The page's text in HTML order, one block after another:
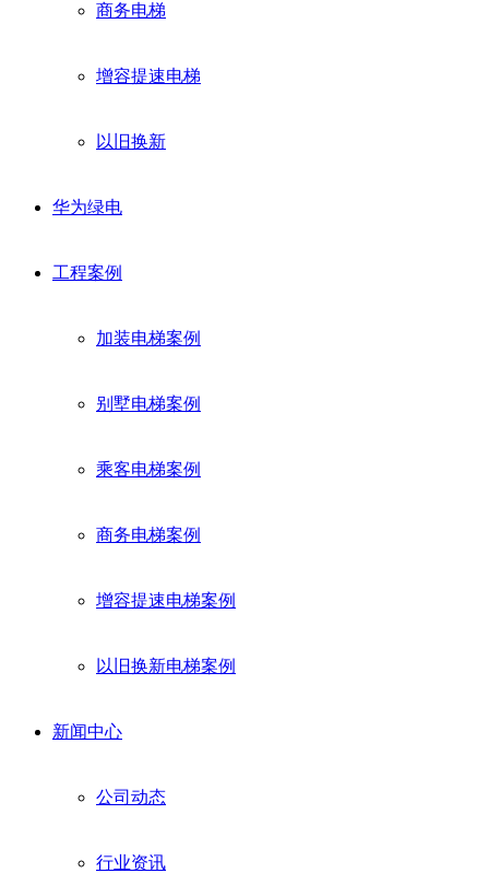
商务电梯
增容提速电梯
以旧换新
华为绿电
工程案例
加装电梯案例
别墅电梯案例
乘客电梯案例
商务电梯案例
增容提速电梯案例
以旧换新电梯案例
新闻中心
公司动态
行业资讯